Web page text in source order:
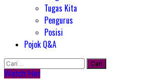
Tugas Kita
Pengurus
Posisi
Pojok Q&A
Cari
untuk:
Watch Her